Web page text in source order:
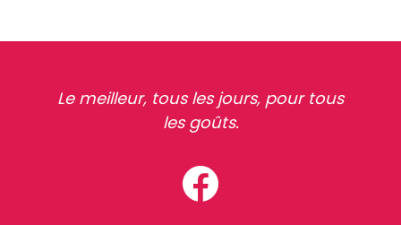
Le meilleur, tous les jours, pour tous
les goûts.